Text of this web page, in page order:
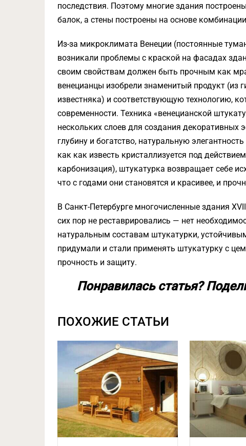
последствия. Поэтому многие здания
балок, а стены построены на основе
Из-за микроклимата Венеции (постоянные
возникали проблемы с краской на фасадах
своим свойствам должен быть прочным как
венецианцы изобрели знаменитый продукт (из
известняка) и соответствующую технологию,
современности. Техника «венецианской
нескольких слоев для создания
глубину и богатство, натуральную
как как известь кристаллизуется под
карбонизация), штукатурка возвращает себе
что с годами они становятся и красивее, и
В Санкт-Петербурге многочисленные здания
сих пор не реставрировались — нет
натуральным составам штукатурки,
придумали и стали применять штукатурку с
прочность и защиту.
Понравилась статья?
ПОХОЖИЕ СТАТЬИ